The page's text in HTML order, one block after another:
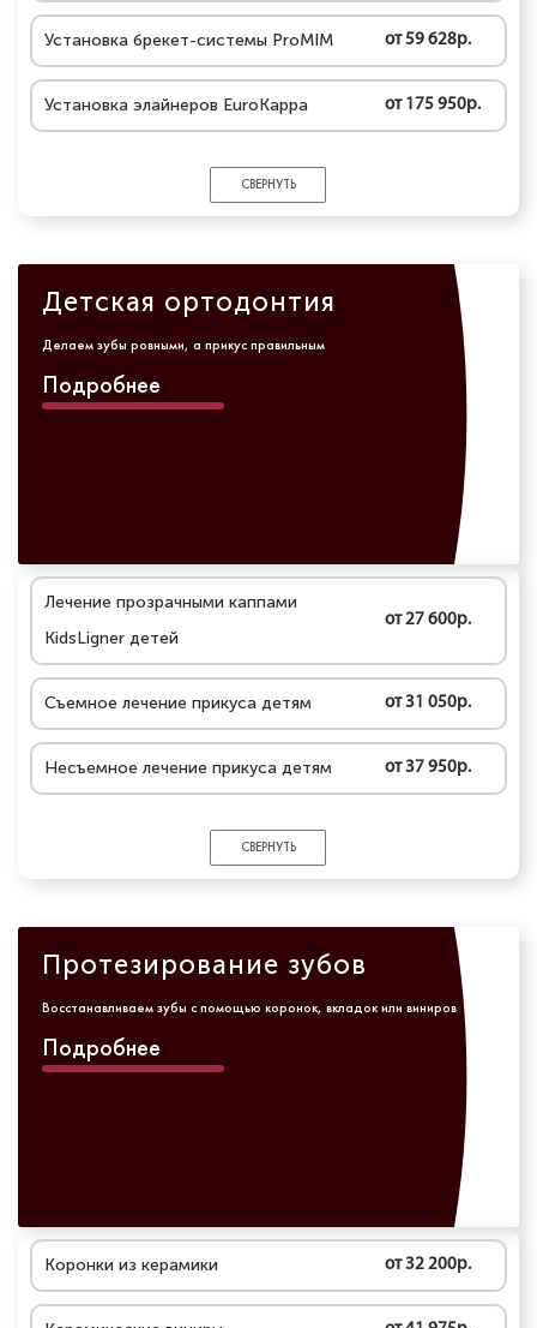
Установка брекет-системы ProMIM от 59 628р.
Установка элайнеров EuroKappa от 175 950р.
СВЕРНУТЬ
Детская ортодонтия
Делаем зубы ровными, а прикус правильным
Подробнее
Лечение прозрачными каппами
KidsLigner детей
от 27 600р.
Съемное лечение прикуса детям от 31 050р.
Несъемное лечение прикуса детям от 37 950р.
СВЕРНУТЬ
Протезирование зубов
Восстанавливаем зубы с помощью коронок, вкладок или виниров
Подробнее
Коронки из керамики от 32 200р.